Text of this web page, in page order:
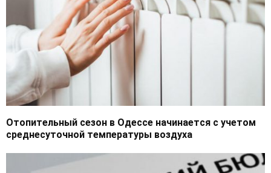
Отопительный сезон в Одессе начинается с учетом
среднесуточной температуры воздуха